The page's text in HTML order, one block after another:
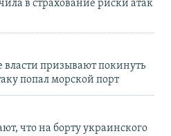
в страхование риски атак
призывают покинуть
попал морской порт
что на борту украинского